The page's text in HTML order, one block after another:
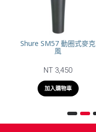
Shure SM57 動圈式麥克
風
NT 3,450
加入購物車